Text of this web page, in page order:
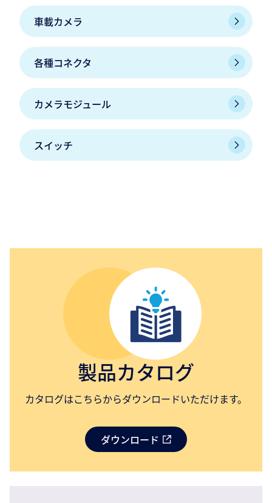
車載カメラ
各種コネクタ
カメラモジュール
スイッチ
製品カタログ
カタログはこちらからダウンロードいただけます。
ダウンロード